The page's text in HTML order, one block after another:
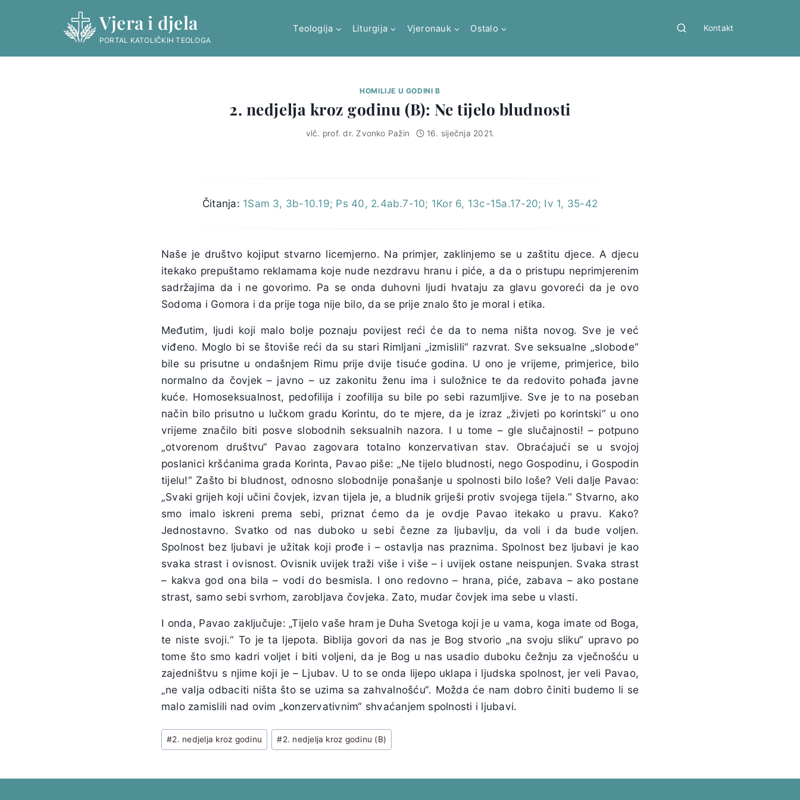
Vjera i djela
PORTAL KATOLIČKIH TEOLOGA
Teologija Liturgija Vjeronauk Ostalo Kontakt
HOMILIJE U GODINI B
2. nedjelja kroz godinu (B): Ne tijelo bludnosti
vlč. prof. dr. Zvonko Pažin 16. siječnja 2021.
Čitanja: 1Sam 3, 3b-10.19; Ps 40, 2.4ab.7-10; 1Kor 6, 13c-15a.17-20; Iv 1, 35-42
Naše je društvo kojiput stvarno licemjerno. Na primjer, zaklinjemo se u zaštitu djece. A djecu
itekako prepuštamo reklamama koje nude nezdravu hranu i piće, a da o pristupu neprimjerenim
sadržajima da i ne govorimo. Pa se onda duhovni ljudi hvataju za glavu govoreći da je ovo
Sodoma i Gomora i da prije toga nije bilo, da se prije znalo što je moral i etika.
Međutim, ljudi koji malo bolje poznaju povijest reći će da to nema ništa novog. Sve je već
viđeno. Moglo bi se štoviše reći da su stari Rimljani „izmislili“ razvrat. Sve seksualne „slobode“
bile su prisutne u ondašnjem Rimu prije dvije tisuće godina. U ono je vrijeme, primjerice, bilo
normalno da čovjek – javno – uz zakonitu ženu ima i suložnice te da redovito pohađa javne
kuće. Homoseksualnost, pedofilija i zoofilija su bile po sebi razumljive. Sve je to na poseban
način bilo prisutno u lučkom gradu Korintu, do te mjere, da je izraz „živjeti po korintski“ u ono
vrijeme značilo biti posve slobodnih seksualnih nazora. I u tome – gle slučajnosti! – potpuno
„otvorenom društvu“ Pavao zagovara totalno konzervativan stav. Obraćajući se u svojoj
poslanici kršćanima grada Korinta, Pavao piše: „Ne tijelo bludnosti, nego Gospodinu, i Gospodin
tijelu!“ Zašto bi bludnost, odnosno slobodnije ponašanje u spolnosti bilo loše? Veli dalje Pavao:
„Svaki grijeh koji učini čovjek, izvan tijela je, a bludnik griješi protiv svojega tijela.“ Stvarno, ako
smo imalo iskreni prema sebi, priznat ćemo da je ovdje Pavao itekako u pravu. Kako?
Jednostavno. Svatko od nas duboko u sebi čezne za ljubavlju, da voli i da bude voljen.
Spolnost bez ljubavi je užitak koji prođe i – ostavlja nas praznima. Spolnost bez ljubavi je kao
svaka strast i ovisnost. Ovisnik uvijek traži više i više – i uvijek ostane neispunjen. Svaka strast
– kakva god ona bila – vodi do besmisla. I ono redovno – hrana, piće, zabava – ako postane
strast, samo sebi svrhom, zarobljava čovjeka. Zato, mudar čovjek ima sebe u vlasti.
I onda, Pavao zaključuje: „Tijelo vaše hram je Duha Svetoga koji je u vama, koga imate od Boga,
te niste svoji.“ To je ta ljepota. Biblija govori da nas je Bog stvorio „na svoju sliku“ upravo po
tome što smo kadri voljet i biti voljeni, da je Bog u nas usadio duboku čežnju za vječnošću u
zajedništvu s njime koji je – Ljubav. U to se onda lijepo uklapa i ljudska spolnost, jer veli Pavao,
„ne valja odbaciti ništa što se uzima sa zahvalnošću“. Možda će nam dobro činiti budemo li se
malo zamislili nad ovim „konzervativnim“ shvaćanjem spolnosti i ljubavi.
Post
Tags:
#2. nedjelja kroz godinu #2. nedjelja kroz godinu (B)